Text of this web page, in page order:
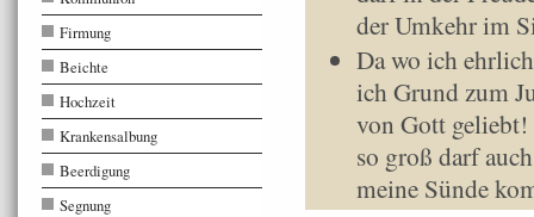
der Umkehr im
Da wo ich
ich Grund zum
von Gott geliebt!
so groß darf
meine Sünde
Firmung
Beichte
Hochzeit
Krankensalbung
Beerdigung
Segnung